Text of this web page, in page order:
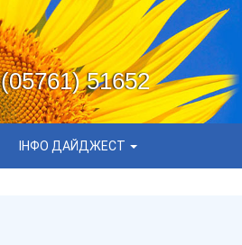
(05761) 51652
ІНФО ДАЙДЖЕСТ